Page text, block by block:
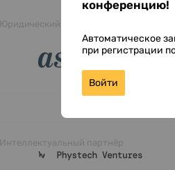
Юридический партнер
Интеллектуальный партнёр
конференцию!
Автоматическое
при регистрации
Войти